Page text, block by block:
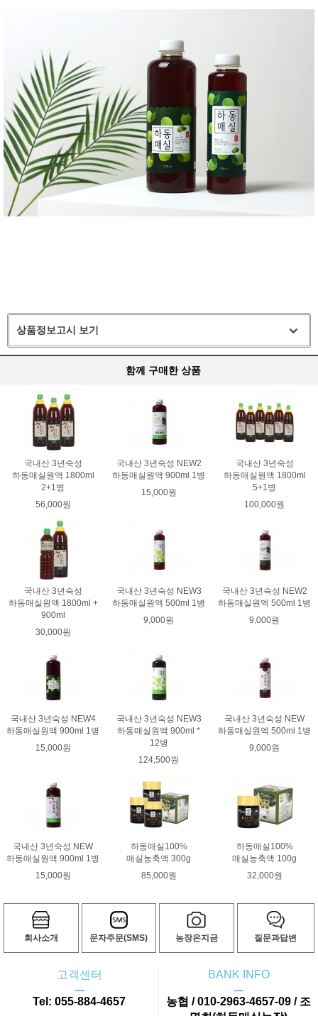
상품정보고시 보기
함께 구매한 상품
국내산 3년숙성
하동매실원액 1800ml
2+1병
56,000원
국내산 3년숙성 NEW2
하동매실원액 900ml 1병
15,000원
국내산 3년숙성
하동매실원액 1800ml
5+1병
100,000원
국내산 3년숙성
하동매실원액 1800ml +
900ml
30,000원
국내산 3년숙성 NEW3
하동매실원액 500ml 1병
9,000원
국내산 3년숙성 NEW2
하동매실원액 500ml 1병
9,000원
국내산 3년숙성 NEW4
하동매실원액 900ml 1병
15,000원
국내산 3년숙성 NEW3
하동매실원액 900ml *
12병
124,500원
국내산 3년숙성 NEW
하동매실원액 500ml 1병
9,000원
국내산 3년숙성 NEW
하동매실원액 900ml 1병
15,000원
하동매실100%
매실농축액 300g
85,000원
하동매실100%
매실농축액 100g
32,000원
회사소개 문자주문(SMS) 농장은지금 질문과답변
고객센터
ㅡ
Tel: 055-884-4657
BANK INFO
ㅡ
농협 / 010-2963-4657-09 / 조